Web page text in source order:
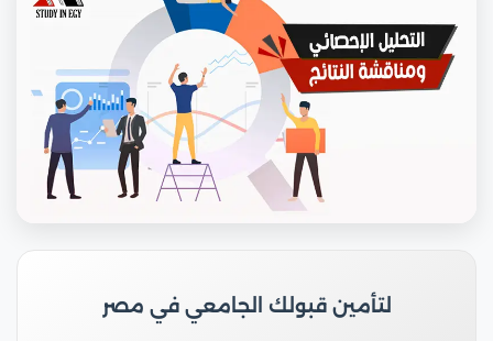
لتأمين قبولك الجامعي في مصر